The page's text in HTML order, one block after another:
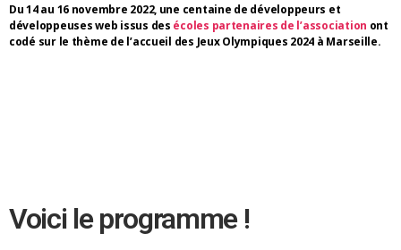
Du 14 au 16 novembre 2022, une centaine de développeurs et
développeuses web issus des écoles partenaires de l’association ont
codé sur le thème de l’accueil des Jeux Olympiques 2024 à Marseille.
Voici le programme !